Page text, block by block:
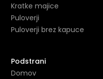
Kratke majice
Puloverji
Puloverji brez kapuce
Podstrani
Domov